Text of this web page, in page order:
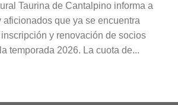
Taurina de Cantalpino informa a
aficionados que ya se encuentra
y renovación de socios
temporada 2026. La cuota de...